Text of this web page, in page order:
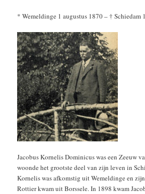
* Wemeldinge 1 augustus 1870 – † Schiedam
Jacobus Kornelis Dominicus was een Zeeuw
woonde het grootste deel van zijn leven in
Kornelis was afkomstig uit Wemeldinge en
Rottier kwam uit Borssele. In 1898 kwam